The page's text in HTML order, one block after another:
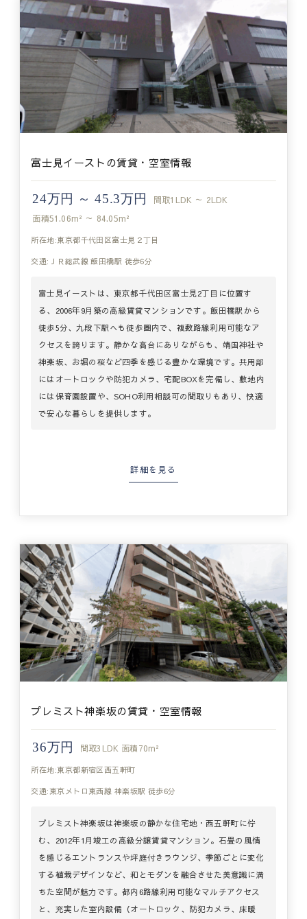
富士見イーストの賃貸・空室情報
24万円 ～ 45.3万円 間取1LDK ～ 2LDK
面積51.06m² ～ 84.05m²
所在地:東京都千代田区富士見２丁目
交通:ＪＲ総武線 飯田橋駅 徒歩6分
富士見イーストは、東京都千代田区富士見2丁目に位置す
る、2006年9月築の高級賃貸マンションです。飯田橋駅から
徒歩5分、九段下駅へも徒歩圏内で、複数路線利用可能なア
クセスを誇ります。静かな高台にありながらも、靖国神社や
神楽坂、お堀の桜など四季を感じる豊かな環境です。共用部
にはオートロックや防犯カメラ、宅配BOXを完備し、敷地内
には保育園設置や、SOHO利用相談可の間取りもあり、快適
で安心な暮らしを提供します。
詳細を見る
プレミスト神楽坂の賃貸・空室情報
36万円 間取3LDK 面積70m²
所在地:東京都新宿区西五軒町
交通:東京メトロ東西線 神楽坂駅 徒歩6分
プレミスト神楽坂は神楽坂の静かな住宅地・西五軒町に佇
む、2012年1月竣工の高級分譲賃貸マンション。石畳の風情
を感じるエントランスや坪庭付きラウンジ、季節ごとに変化
する植栽デザインなど、和とモダンを融合させた美意識に満
ちた空間が魅力です。都内6路線利用可能なマルチアクセス
と、充実した室内設備（オートロック、防犯カメラ、床暖